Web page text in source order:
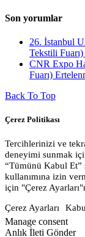
Son yorumlar
26. İstanbul
Tekstili
CNR Expo
Fuarı)
Back To Top
Çerez Politikası
Tercihlerinizi ve
deneyimi sunmak
“Tümünü Kabul Et”
kullanımına izin
için "Çerez
Çerez Ayarları
Manage consent
Anlık İleti Gönder